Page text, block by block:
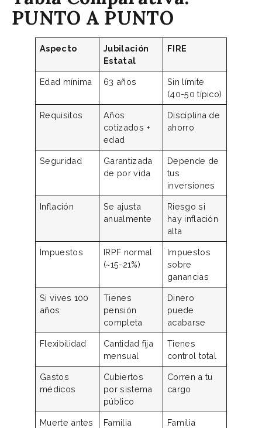
PUNTO A PUNTO
Aspecto
Jubilación
Estatal
FIRE
Edad mínima 63 años
Sin límite
(40-50 típico)
Requisitos
Años
cotizados +
edad
Disciplina de
ahorro
Seguridad
Garantizada
de por vida
Depende de
tus
inversiones
Inflación
Se ajusta
anualmente
Riesgo si
hay inflación
alta
Impuestos
IRPF normal
(~15-21%)
Impuestos
sobre
ganancias
Si vives 100
años
Tienes
pensión
completa
Dinero
puede
acabarse
Flexibilidad
Cantidad fija
mensual
Tienes
control total
Gastos
médicos
Cubiertos
por sistema
público
Corren a tu
cargo
Muerte antes
Familia
Familia